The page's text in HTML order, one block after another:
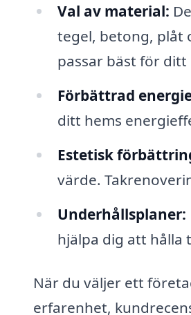
Val av material:
tegel, betong, plåt
passar bäst för
Förbättrad
ditt hems
Estetisk
värde.
Underhålls­planer:
hjälpa dig att hålla
När du väljer ett
erfarenhet,